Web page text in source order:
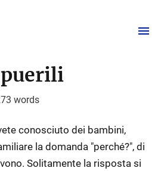
words
conosciuto dei bambini,
la domanda "perché?", di
Solitamente la risposta si